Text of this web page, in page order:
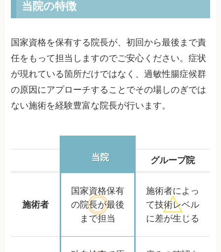
当院の特徴
国家資格を保有する院長が、初回から最後まで責
任をもって担当しますのでご安心ください。症状
が現れている箇所だけではなく、過敏性腸症候群
の原因にアプローチすることでその場しのぎでは
ない施術を経験豊富な院長が行います。
当院 グループ院
施術者
国家資格保有
の院長が最後
まで担当
施術者によっ
て技術レベル
に差が生じる